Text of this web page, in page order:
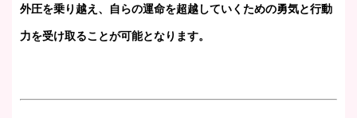
外圧を乗り越え、自らの運命を超越していくための勇気と行動
力を受け取ることが可能となります。